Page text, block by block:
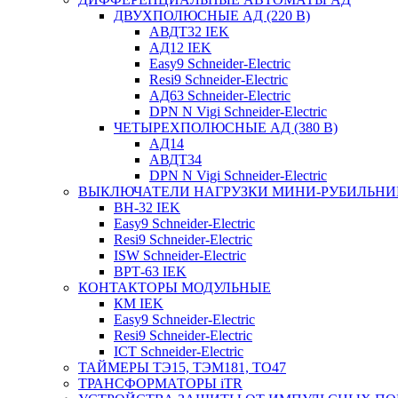
ДВУХПОЛЮСНЫЕ АД (220 В)
АВДТ32 IEK
АД12 IEK
Easy9 Schneider-Electric
Resi9 Schneider-Electric
АД63 Schneider-Electric
DPN N Vigi Schneider-Electric
ЧЕТЫРЕХПОЛЮСНЫЕ АД (380 В)
АД14
АВДТ34
DPN N Vigi Schneider-Electric
ВЫКЛЮЧАТЕЛИ НАГРУЗКИ МИНИ-
ВН-32 IEK
Easy9 Schneider-Electric
Resi9 Schneider-Electric
ISW Schneider-Electric
ВРТ-63 IEK
КОНТАКТОРЫ МОДУЛЬНЫЕ
КМ IEK
Easy9 Schneider-Electric
Resi9 Schneider-Electric
ICT Schneider-Electric
ТАЙМЕРЫ ТЭ15, ТЭМ181, ТО47
ТРАНСФОРМАТОРЫ iTR